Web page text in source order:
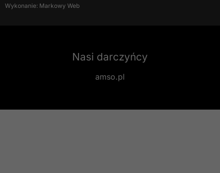
Wykonanie: Markowy Web
Nasi darczyńcy
amso.pl